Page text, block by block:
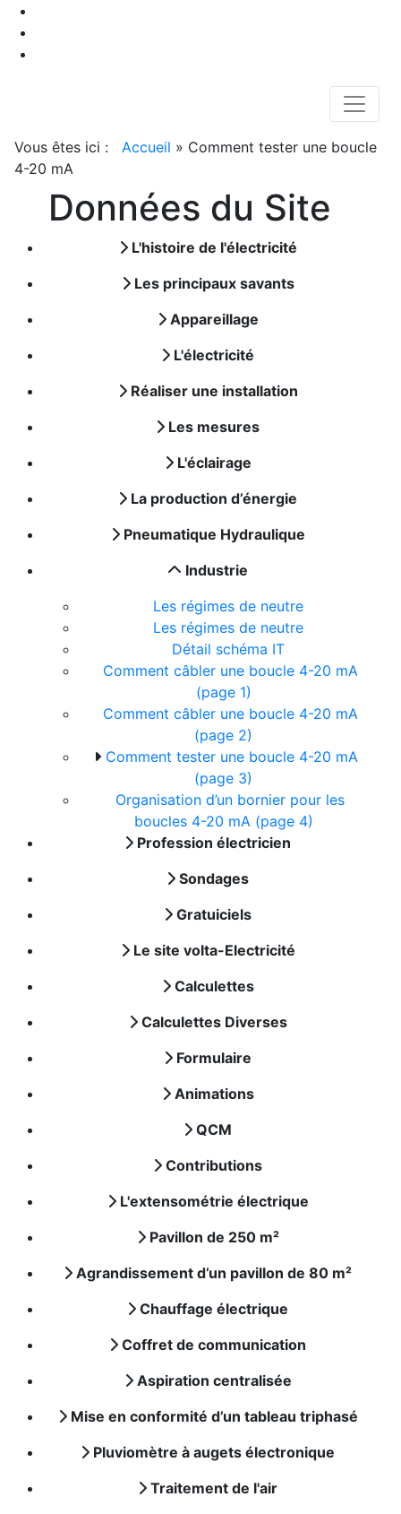
Vous êtes ici : Accueil » Comment tester une boucle
4-20 mA
Données du Site
L'histoire de l'électricité
Les principaux savants
Appareillage
L'électricité
Réaliser une installation
Les mesures
L'éclairage
La production d’énergie
Pneumatique Hydraulique
Industrie
Les régimes de neutre
Les régimes de neutre
Détail schéma IT
Comment câbler une boucle 4-20 mA
(page 1)
Comment câbler une boucle 4-20 mA
(page 2)
Comment tester une boucle 4-20 mA
(page 3)
Organisation d’un bornier pour les
boucles 4-20 mA (page 4)
Profession électricien
Sondages
Gratuiciels
Le site volta-Electricité
Calculettes
Calculettes Diverses
Formulaire
Animations
QCM
Contributions
L'extensométrie électrique
Pavillon de 250 m²
Agrandissement d’un pavillon de 80 m²
Chauffage électrique
Coffret de communication
Aspiration centralisée
Mise en conformité d’un tableau triphasé
Pluviomètre à augets électronique
Traitement de l'air